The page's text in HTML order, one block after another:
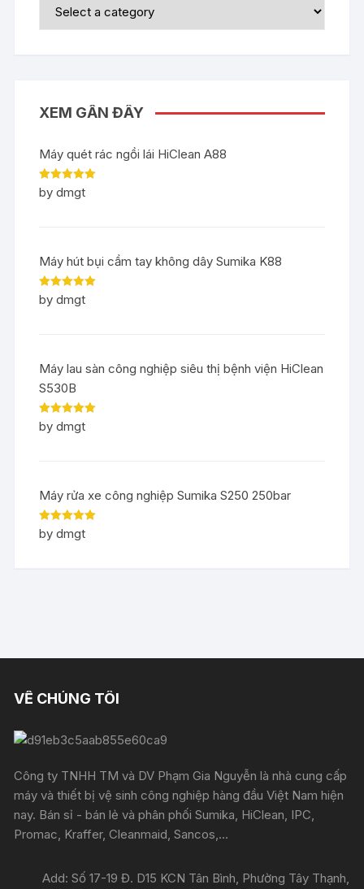
XEM GẦN ĐÂY
Máy quét rác ngồi lái HiClean A88
Rated5out
of 5
by dmgt
Máy hút bụi cầm tay không dây Sumika K88
Rated5out
of 5
by dmgt
Máy lau sàn công nghiệp siêu thị bệnh viện HiClean
S530B
Rated5out
of 5
by dmgt
Máy rửa xe công nghiệp Sumika S250 250bar
Rated5out
of 5
by dmgt
VỀ CHÚNG TÔI
Công ty TNHH TM và DV Phạm Gia Nguyễn là nhà cung cấp
máy và thiết bị vệ sinh công nghiệp hàng đầu Việt Nam hiện
nay. Bán sỉ - bán lẻ và phân phối Sumika, HiClean, IPC,
Promac, Kraffer, Cleanmaid, Sancos,...
Add: Số 17-19 Đ. D15 KCN Tân Bình, Phường Tây Thạnh,